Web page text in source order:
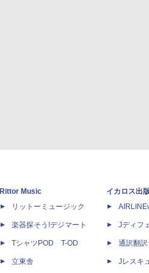
Rittor Music
リットーミュージック
楽器探そう!デジマート
TシャツPOD T-OD
立東舎
イカロス出
Jディフ
通訳翻
Jレスキ